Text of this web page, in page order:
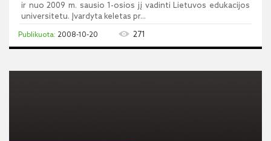
ir nuo 2009 m. sausio 1-osios jį vadinti Lietuvos edukacijos
universitetu. Įvardyta keletas pr...
2008-10-20 271